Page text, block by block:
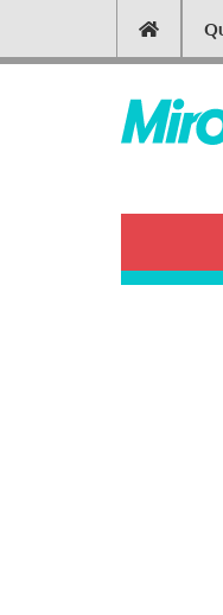
contenu
Main